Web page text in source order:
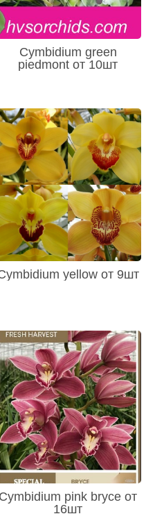
Cymbidium green
piedmont от 10шт
yellow от 9шт
Cymbidium pink bryce от
16шт